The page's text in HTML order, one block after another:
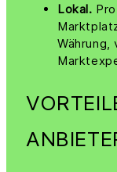
Lokal.
Währung,